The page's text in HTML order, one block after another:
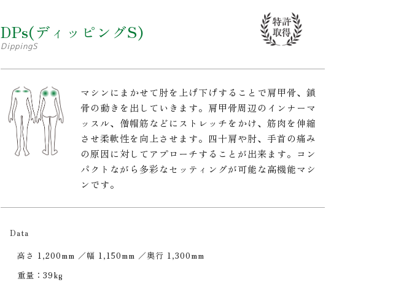
DPs(ディッピングS)
DippingS
マシンにまかせて肘を上げ下げすることで肩甲骨、鎖
骨の動きを出していきます。肩甲骨周辺のインナーマ
ッスル、僧帽筋などにストレッチをかけ、筋肉を伸縮
させ柔軟性を向上させます。四十肩や肘、手首の痛み
の原因に対してアプローチすることが出来ます。コン
パクトながら多彩なセッティングが可能な高機能マシ
ンです。
Data
高さ 1,200mm ／幅 1,150mm ／奥行 1,300mm
重量：39kg